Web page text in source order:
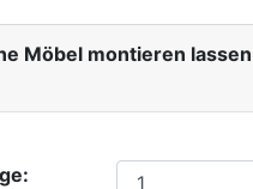
Möbel montieren lassen